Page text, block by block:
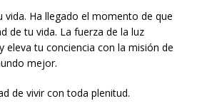
vida. Ha llegado el momento de que
de tu vida. La fuerza de la luz
eleva tu conciencia con la misión de
mejor.
de vivir con toda plenitud.